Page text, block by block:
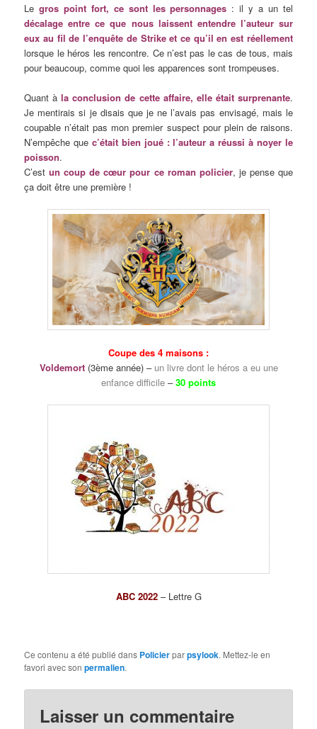
Le gros point fort, ce sont les personnages : il y a un tel
décalage entre ce que nous laissent entendre l’auteur sur
eux au fil de l’enquête de Strike et ce qu’il en est réellement
lorsque le héros les rencontre. Ce n’est pas le cas de tous, mais
pour beaucoup, comme quoi les apparences sont trompeuses.
Quant àla conclusion de cette affaire, elle était surprenante.
Je mentirais si je disais que je ne l’avais pas envisagé, mais le
coupable n’était pas mon premier suspect pour plein de raisons.
N’empêche que c’était bien joué : l’auteur a réussi à noyer le
poisson.
C’estun coup de cœur pour ce roman policier, je pense que
ça doit être une première !
Coupe des 4 maisons :
Voldemort(3ème année) – un livre dont le héros a eu une
enfance difficile –30 points
ABC 2022– Lettre G
Ce contenu a été publié dans Policierparpsylook. Mettez-le en
favori avec sonpermalien.
Laisser un commentaire